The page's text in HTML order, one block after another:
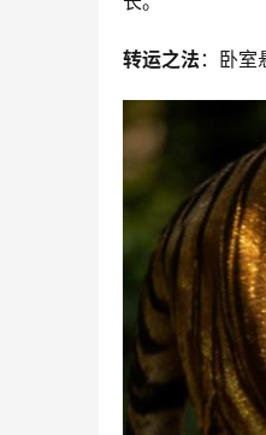
转运之法 ：卧室